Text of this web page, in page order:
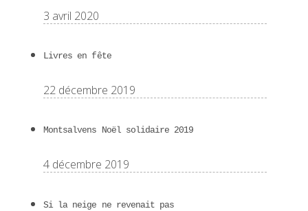
3 avril 2020
Livres en fête
22 décembre 2019
Montsalvens Noël solidaire 2019
4 décembre 2019
Si la neige ne revenait pas